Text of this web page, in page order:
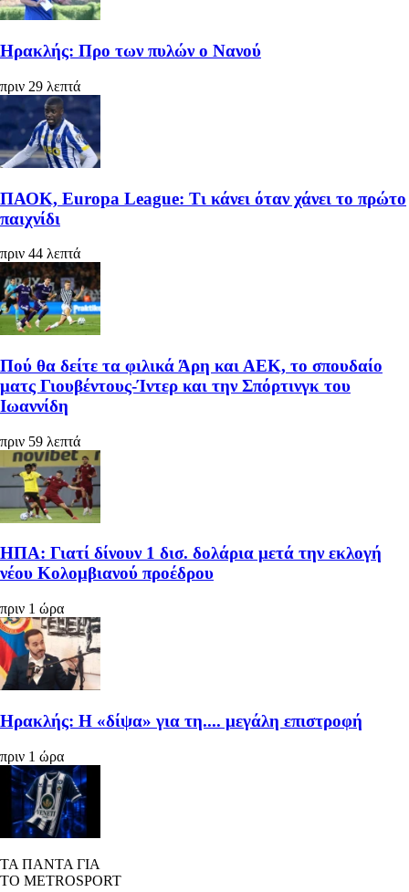
Ηρακλής: Προ των πυλών ο Νανού
πριν 29 λεπτά
ΠΑΟΚ, Europa League: Τι κάνει όταν χάνει το πρώτο
παιχνίδι
πριν 44 λεπτά
Πού θα δείτε τα φιλικά Άρη και ΑΕΚ, το σπουδαίο
ματς Γιουβέντους-Ίντερ και την Σπόρτινγκ του
Ιωαννίδη
πριν 59 λεπτά
ΗΠΑ: Γιατί δίνουν 1 δισ. δολάρια μετά την εκλογή
νέου Κολομβιανού προέδρου
πριν 1 ώρα
Ηρακλής: Η «δίψα» για τη.... μεγάλη επιστροφή
πριν 1 ώρα
ΤΑ ΠΑΝΤΑ ΓΙΑ
ΤΟ METROSPORT